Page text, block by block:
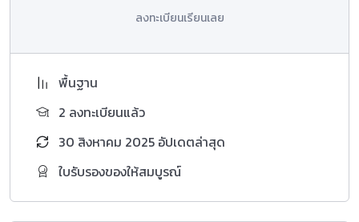
ลงทะเบียนเรียนเลย
พื้นฐาน
2 ลงทะเบียนแล้ว
30 สิงหาคม 2025 อัปเดตล่าสุด
ใบรับรองของให้สมบูรณ์